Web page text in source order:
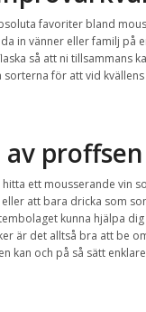
favoriter bland
in vänner eller familj på
så att ni tillsammans
för att vid kvällens
proffsen
ett mousserande vin
att bara dricka som
kunna hjälpa
är det alltså bra att be
kan och på så sätt